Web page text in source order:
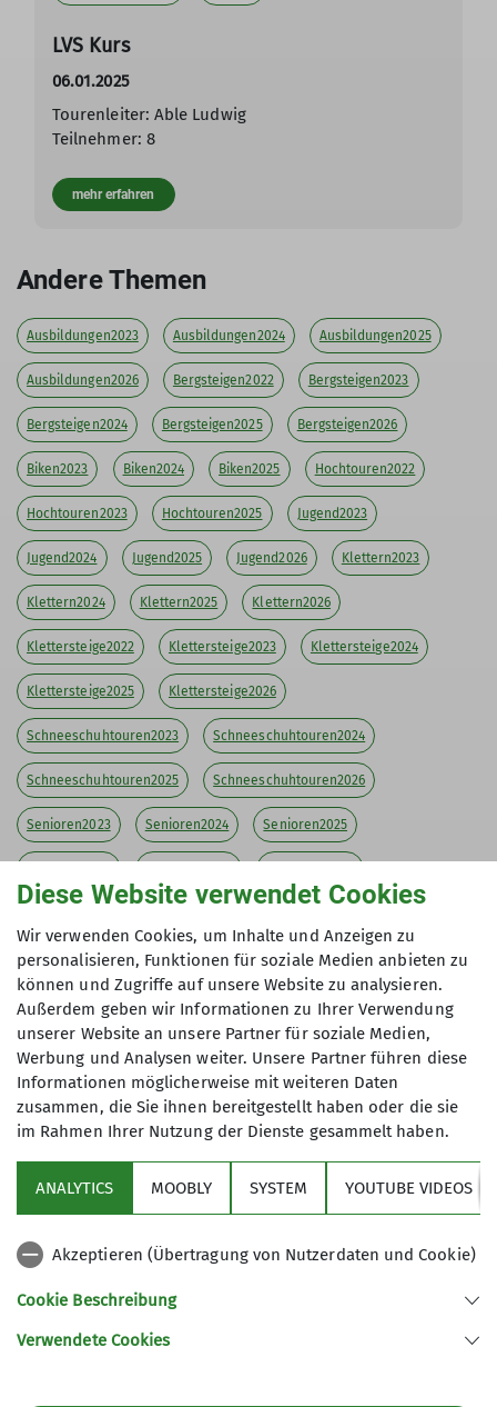
LVS Kurs
06.01.2025
Tourenleiter: Able Ludwig
Teilnehmer: 8
mehr erfahren
Andere Themen
Ausbildungen2023 Ausbildungen2024 Ausbildungen2025
Ausbildungen2026 Bergsteigen2022 Bergsteigen2023
Bergsteigen2024 Bergsteigen2025 Bergsteigen2026
Biken2023 Biken2024 Biken2025 Hochtouren2022
Hochtouren2023 Hochtouren2025 Jugend2023
Jugend2024 Jugend2025 Jugend2026 Klettern2023
Klettern2024 Klettern2025 Klettern2026
Klettersteige2022 Klettersteige2023 Klettersteige2024
Klettersteige2025 Klettersteige2026
Schneeschuhtouren2023 Schneeschuhtouren2024
Schneeschuhtouren2025 Schneeschuhtouren2026
Senioren2023 Senioren2024 Senioren2025
Veranstaltungen2024 Veranstaltungen2025
Veranstaltungen2026 Wandern2022 Wandern2023
Wandern2025
Bundesverband
Service
Diese Website verwendet Cookies
Wir verwenden Cookies, um Inhalte und Anzeigen zu
personalisieren, Funktionen für soziale Medien anbieten zu
können und Zugriffe auf unsere Website zu analysieren.
Außerdem geben wir Informationen zu Ihrer Verwendung
unserer Website an unsere Partner für soziale Medien,
Werbung und Analysen weiter. Unsere Partner führen diese
Informationen möglicherweise mit weiteren Daten
zusammen, die Sie ihnen bereitgestellt haben oder die sie
im Rahmen Ihrer Nutzung der Dienste gesammelt haben.
ANALYTICS MOOBLY SYSTEM YOUTUBE VIDEOS
Akzeptieren (Übertragung von Nutzerdaten und Cookie)
Cookie Beschreibung
Verwendete Cookies